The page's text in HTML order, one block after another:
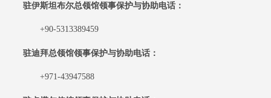
驻伊斯坦布尔总领馆领事保护与协助电话：
+90-5313389459
驻迪拜总领馆领事保护与协助电话：
+971-43947588